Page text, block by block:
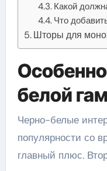
Какой
Что
Шторы для
белой
Черно-белые
популярности со
главный плюс.